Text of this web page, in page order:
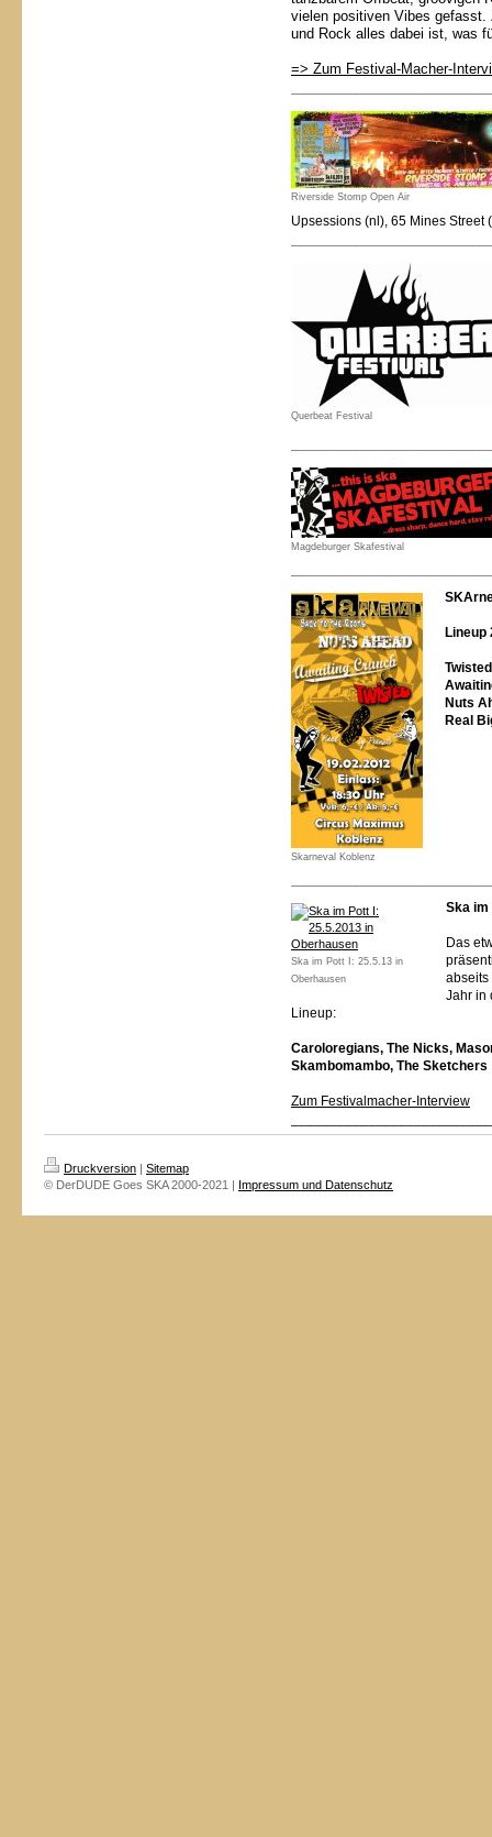
vielen positiven Vibes gefasst.
und Rock alles dabei ist, was
=> Zum Festival-Macher-
Riverside Stomp Open Air
Upsessions (nl), 65 Mines Street
Querbeat Festival
Magdeburger Skafestival
Skarneval Koblenz
Lineup
Twisted
Nuts
Real
Ska im Pott I: 25.5.13 in
Oberhausen
Ska im
Das
abseits
Jahr in
Lineup:
Caroloregians, The Nicks,
Skambomambo, The Sketchers
Zum Festivalmacher-Interview
Druckversion | Sitemap
© DerDUDE Goes SKA 2000-2021 | Impressum und Datenschutz